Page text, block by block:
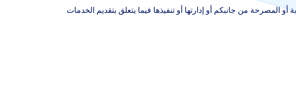
المصرحة من جانبكم أو إدارتها أو تنفيذها فيما يتعلق بتقديم الخدمات